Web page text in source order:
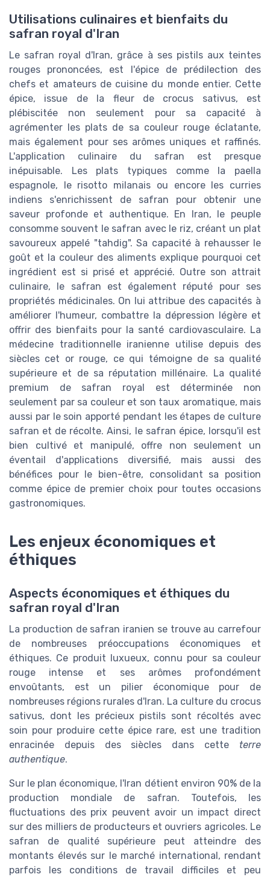
Utilisations culinaires et bienfaits du
safran royal d'Iran
Le safran royal d'Iran, grâce à ses pistils aux teintes
rouges prononcées, est l'épice de prédilection des
chefs et amateurs de cuisine du monde entier. Cette
épice, issue de la fleur de crocus sativus, est
plébiscitée non seulement pour sa capacité à
agrémenter les plats de sa couleur rouge éclatante,
mais également pour ses arômes uniques et raffinés.
L'application culinaire du safran est presque
inépuisable. Les plats typiques comme la paella
espagnole, le risotto milanais ou encore les curries
indiens s'enrichissent de safran pour obtenir une
saveur profonde et authentique. En Iran, le peuple
consomme souvent le safran avec le riz, créant un plat
savoureux appelé "tahdig". Sa capacité à rehausser le
goût et la couleur des aliments explique pourquoi cet
ingrédient est si prisé et apprécié. Outre son attrait
culinaire, le safran est également réputé pour ses
propriétés médicinales. On lui attribue des capacités à
améliorer l'humeur, combattre la dépression légère et
offrir des bienfaits pour la santé cardiovasculaire. La
médecine traditionnelle iranienne utilise depuis des
siècles cet or rouge, ce qui témoigne de sa qualité
supérieure et de sa réputation millénaire. La qualité
premium de safran royal est déterminée non
seulement par sa couleur et son taux aromatique, mais
aussi par le soin apporté pendant les étapes de culture
safran et de récolte. Ainsi, le safran épice, lorsqu'il est
bien cultivé et manipulé, offre non seulement un
éventail d'applications diversifié, mais aussi des
bénéfices pour le bien-être, consolidant sa position
comme épice de premier choix pour toutes occasions
gastronomiques.
Les enjeux économiques et
éthiques
Aspects économiques et éthiques du
safran royal d'Iran
La production de safran iranien se trouve au carrefour
de nombreuses préoccupations économiques et
éthiques. Ce produit luxueux, connu pour sa couleur
rouge intense et ses arômes profondément
envoûtants, est un pilier économique pour de
nombreuses régions rurales d'Iran. La culture du crocus
sativus, dont les précieux pistils sont récoltés avec
soin pour produire cette épice rare, est une tradition
enracinée depuis des siècles dans cette terre
authentique.
Sur le plan économique, l'Iran détient environ 90% de la
production mondiale de safran. Toutefois, les
fluctuations des prix peuvent avoir un impact direct
sur des milliers de producteurs et ouvriers agricoles. Le
safran de qualité supérieure peut atteindre des
montants élevés sur le marché international, rendant
parfois les conditions de travail difficiles et peu